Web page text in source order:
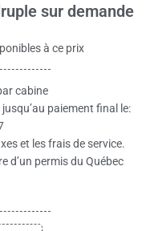
sur demande
à ce prix
cabine
paiement final le:
et les frais de service.
d’un permis du Québec